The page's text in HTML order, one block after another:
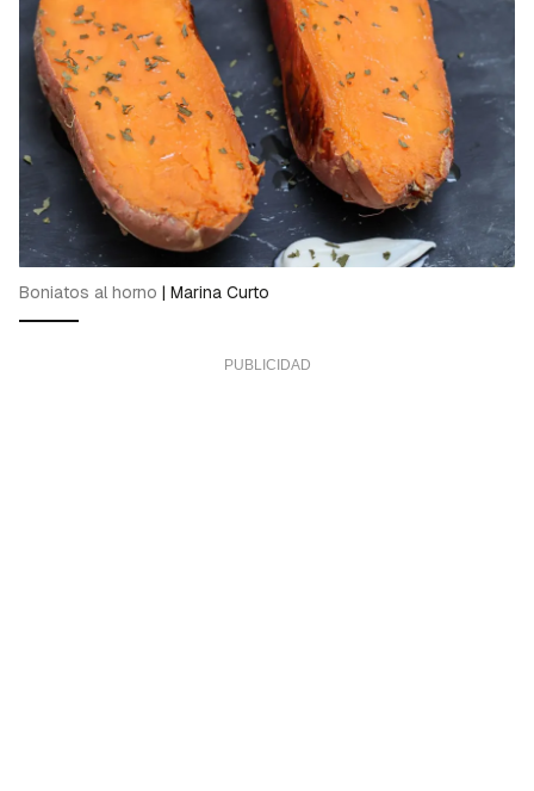
Guardar como favorito
Para poder guardar como favorito, primero has
de iniciar sesión con tu cuenta de Cocinatis.
INICIAR SESIÓN CANCELAR
Boniatos al horno | Marina Curto
Contenido enviado
Gracias por suscribirte a nuestro boletín.
ACEPTAR